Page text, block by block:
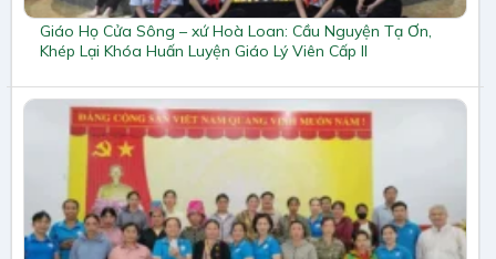
Giáo Họ Cửa Sông – xứ Hoà Loan: Cầu Nguyện Tạ Ơn,
Khép Lại Khóa Huấn Luyện Giáo Lý Viên Cấp II